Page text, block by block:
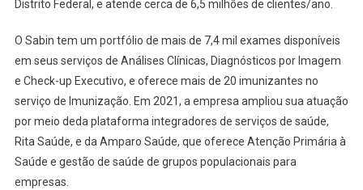
Distrito Federal, e atende cerca de 6,5 milhões de clientes/ano.
O Sabin tem um portfólio de mais de 7,4 mil exames disponíveis
em seus serviços de Análises Clínicas, Diagnósticos por Imagem
e Check-up Executivo, e oferece mais de 20 imunizantes no
serviço de Imunização. Em 2021, a empresa ampliou sua atuação
por meio deda plataforma integradores de serviços de saúde,
Rita Saúde, e da Amparo Saúde, que oferece Atenção Primária à
Saúde e gestão de saúde de grupos populacionais para
empresas.